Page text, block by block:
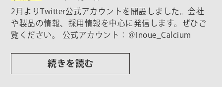
2月よりTwitter公式アカウントを開設しました。会社
や製品の情報、採用情報を中心に発信します。ぜひご
覧ください。 公式アカウント：＠Inoue_Calcium
続きを読む